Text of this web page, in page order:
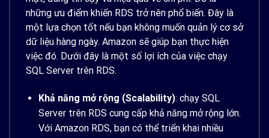
những ưu điểm khiến RDS trở nên phổ biến. Đây là
một lựa chọn tốt nếu bạn không muốn quản lý cơ sở
dữ liệu hàng ngày. Amazon sẽ giúp bạn thực hiện
việc đó. Dưới đây là một số lợi ích của việc chạy
SQL Server trên RDS.
Khả năng mở rộng (Scalability): chạy SQL
Server trên RDS cung cấp khả năng mở rộng lớn.
Với Amazon RDS, bạn có thể triển khai nhiều